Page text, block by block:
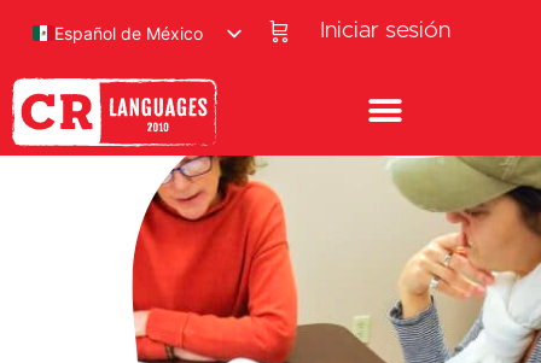
Iniciar sesión
Español de México